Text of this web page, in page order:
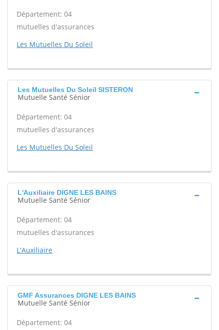
Département: 04
mutuelles d'assurances
Les Mutuelles Du Soleil
Les Mutuelles Du Soleil SISTERON
Mutuelle Santé Sénior
Département: 04
mutuelles d'assurances
Les Mutuelles Du Soleil
L'Auxiliaire DIGNE LES BAINS
Mutuelle Santé Sénior
Département: 04
mutuelles d'assurances
L'Auxiliaire
GMF Assurances DIGNE LES BAINS
Mutuelle Santé Sénior
Département: 04